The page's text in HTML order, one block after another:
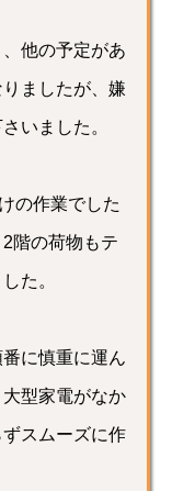
他の予定があ
ましたが、嫌
いました。
の作業でした
階の荷物もテ
た。
に慎重に運ん
型家電がなか
スムーズに作